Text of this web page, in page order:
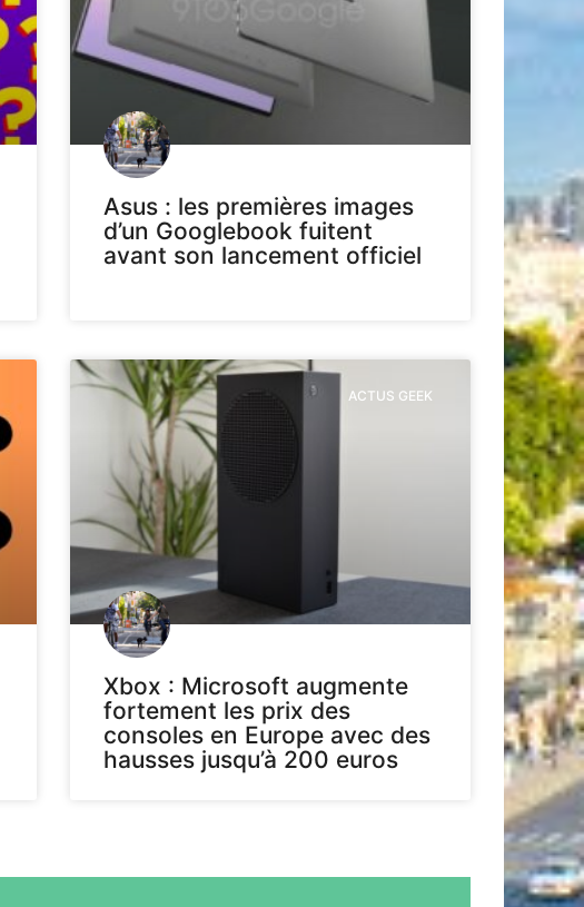
Asus : les premières images
d’un Googlebook fuitent
avant son lancement officiel
ACTUS GEEK
Xbox : Microsoft augmente
fortement les prix des
consoles en Europe avec des
hausses jusqu’à 200 euros